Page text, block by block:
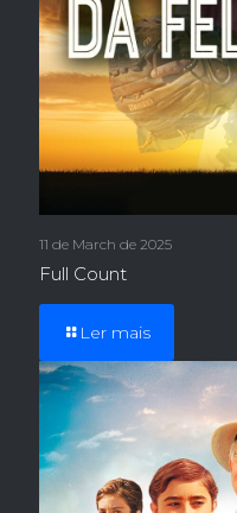
11 de March de 2025
Full Count
Ler mais